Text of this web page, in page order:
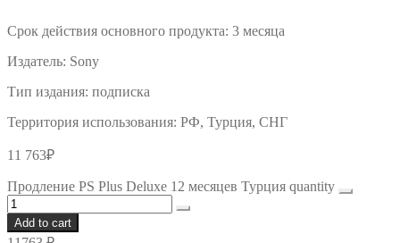
Срок действия основного продукта: 3 месяца
Издатель: Sony
Тип издания: подписка
Территория использования: РФ, Турция, СНГ
11 763₽
Продление PS Plus Deluxe 12 месяцев Турция quantity
Add to cart